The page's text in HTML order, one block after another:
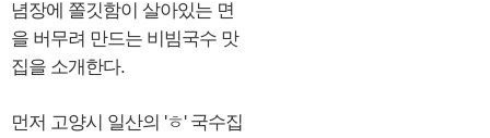
념장에 쫄깃함이 살아있는 면
을 버무려 만드는 비빔국수 맛
집을 소개한다.
먼저 고양시 일산의 'ㅎ' 국수집